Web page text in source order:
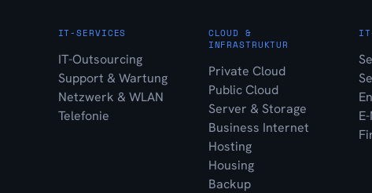
IT-SERVICES
IT-Outsourcing
Support & Wartung
Netzwerk & WLAN
Telefonie
CLOUD &
INFRASTRUKTUR
Private Cloud
Public Cloud
Server & Storage
Business Internet
Hosting
Housing
Backup